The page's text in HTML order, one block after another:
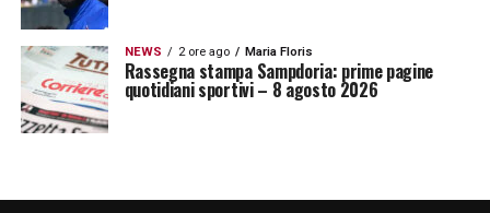
NEWS 2 ore ago Maria Floris
Rassegna stampa Sampdoria: prime pagine
quotidiani sportivi – 8 agosto 2026